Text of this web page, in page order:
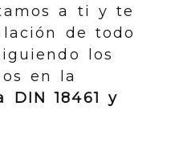
a ti y te
de todo
los
en la
DIN 18461 y